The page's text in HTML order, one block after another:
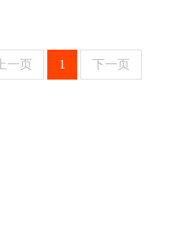
上一页 1 下一页